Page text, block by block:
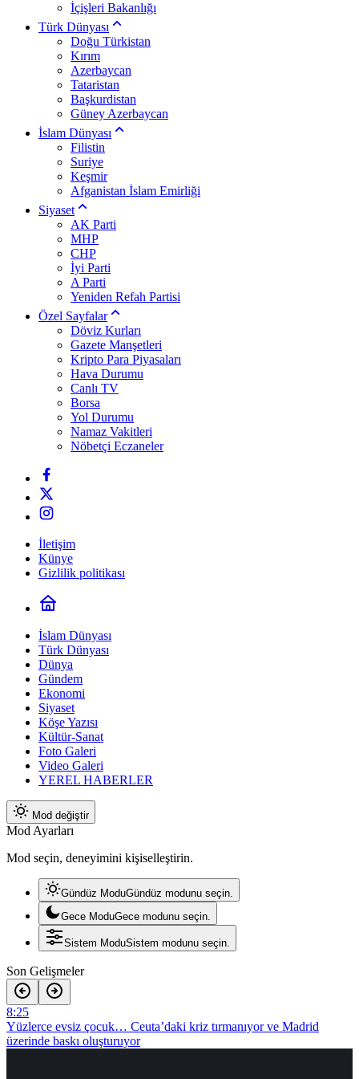
İçişleri Bakanlığı
Türk Dünyası
Doğu Türkistan
Kırım
Azerbaycan
Tataristan
Başkurdistan
Güney Azerbaycan
İslam Dünyası
Filistin
Suriye
Keşmir
Afganistan İslam Emirliği
Siyaset
AK Parti
MHP
CHP
İyi Parti
A Parti
Yeniden Refah Partisi
Özel Sayfalar
Döviz Kurları
Gazete Manşetleri
Kripto Para Piyasaları
Hava Durumu
Canlı TV
Borsa
Yol Durumu
Namaz Vakitleri
Nöbetçi Eczaneler
İletişim
Künye
Gizlilik politikası
İslam Dünyası
Türk Dünyası
Dünya
Gündem
Ekonomi
Siyaset
Köşe Yazısı
Kültür-Sanat
Foto Galeri
Video Galeri
YEREL HABERLER
Mod değiştir
Mod Ayarları
Mod seçin, deneyimini kişiselleştirin.
Gündüz ModuGündüz modunu seçin.
Gece ModuGece modunu seçin.
Sistem ModuSistem modunu seçin.
Son Gelişmeler
8:25
Yüzlerce evsiz çocuk… Ceuta’daki kriz tırmanıyor ve Madrid
üzerinde baskı oluşturuyor